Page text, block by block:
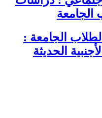
الجامعة
لطلاب الجامعة :
الحديثة